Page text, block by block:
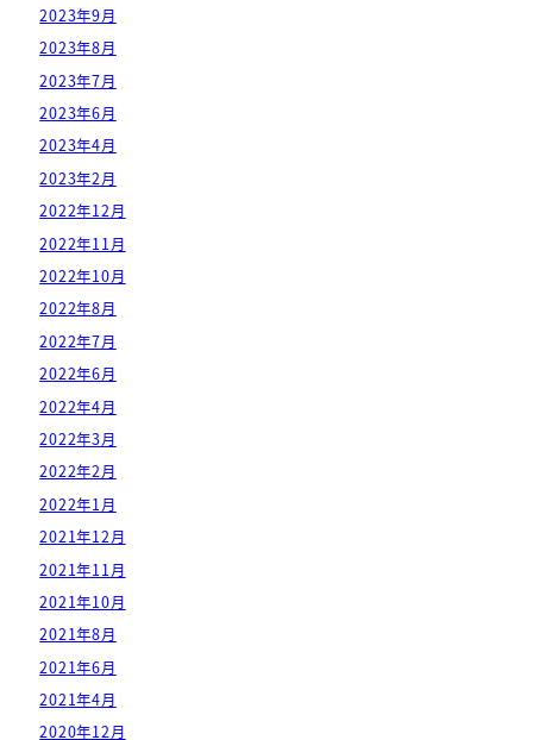
2023年9月
2023年8月
2023年7月
2023年6月
2023年4月
2023年2月
2022年12月
2022年11月
2022年10月
2022年8月
2022年7月
2022年6月
2022年4月
2022年3月
2022年2月
2022年1月
2021年12月
2021年11月
2021年10月
2021年8月
2021年6月
2021年4月
2020年12月